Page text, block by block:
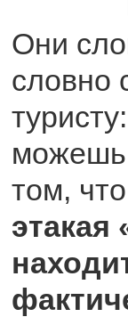
Они
словно
можешь
том,
этакая